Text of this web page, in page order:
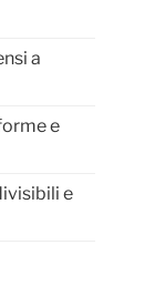
a
e
e